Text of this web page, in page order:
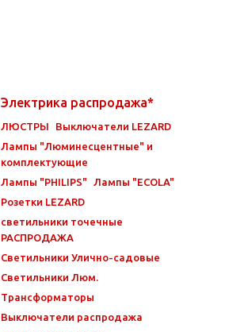
Электрика распродажа*
ЛЮСТРЫ
Выключатели LEZARD
Лампы "Люминесцентные" и
комплектующие
Лампы "PHILIPS"
Лампы "ECOLA"
Розетки LEZARD
светильники точечные
РАСПРОДАЖА
Светильники Улично-садовые
Светильники Люм.
Трансформаторы
Выключатели распродажа